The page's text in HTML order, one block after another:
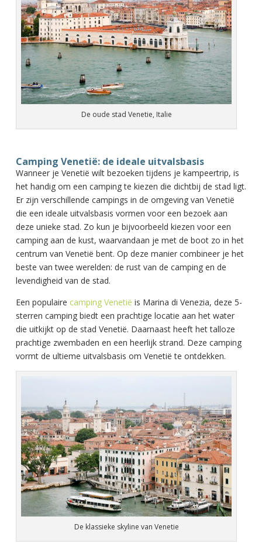
De oude stad Venetie, Italie
Camping Venetië: de ideale uitvalsbasis
Wanneer je Venetië wilt bezoeken tijdens je kampeertrip, is
het handig om een camping te kiezen die dichtbij de stad ligt.
Er zijn verschillende campings in de omgeving van Venetië
die een ideale uitvalsbasis vormen voor een bezoek aan
deze unieke stad. Zo kun je bijvoorbeeld kiezen voor een
camping aan de kust, waarvandaan je met de boot zo in het
centrum van Venetië bent. Op deze manier combineer je het
beste van twee werelden: de rust van de camping en de
levendigheid van de stad.
Een populaire camping Venetië is Marina di Venezia, deze 5-
sterren camping biedt een prachtige locatie aan het water
die uitkijkt op de stad Venetië. Daarnaast heeft het talloze
prachtige zwembaden en een heerlijk strand. Deze camping
vormt de ultieme uitvalsbasis om Venetië te ontdekken.
De klassieke skyline van Venetie